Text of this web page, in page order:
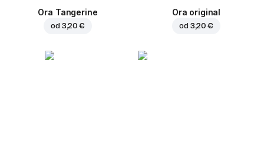
Ora Tangerine
od 3,20 €
Ora original
od 3,20 €